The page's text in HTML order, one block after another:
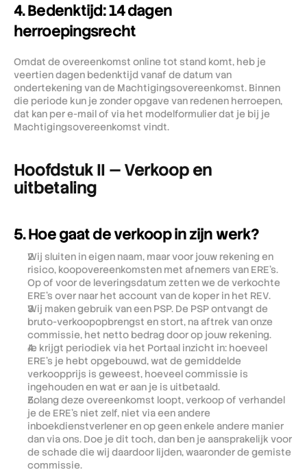
4. Bedenktijd: 14 dagen
herroepingsrecht
Omdat de overeenkomst online tot stand komt, heb je
veertien dagen bedenktijd vanaf de datum van
ondertekening van de Machtigingsovereenkomst. Binnen
die periode kun je zonder opgave van redenen herroepen,
dat kan per e-mail of via het modelformulier dat je bij je
Machtigingsovereenkomst vindt.
Hoofdstuk II — Verkoop en
uitbetaling
5. Hoe gaat de verkoop in zijn werk?
Wij sluiten in eigen naam, maar voor jouw rekening en
risico, koopovereenkomsten met afnemers van ERE's.
Op of voor de leveringsdatum zetten we de verkochte
ERE's over naar het account van de koper in het REV.
Wij maken gebruik van een PSP. De PSP ontvangt de
bruto-verkoopopbrengst en stort, na aftrek van onze
commissie, het netto bedrag door op jouw rekening.
Je krijgt periodiek via het Portaal inzicht in: hoeveel
ERE's je hebt opgebouwd, wat de gemiddelde
verkoopprijs is geweest, hoeveel commissie is
ingehouden en wat er aan je is uitbetaald.
Zolang deze overeenkomst loopt, verkoop of verhandel
je de ERE's niet zelf, niet via een andere
inboekdienstverlener en op geen enkele andere manier
dan via ons. Doe je dit toch, dan ben je aansprakelijk voor
de schade die wij daardoor lijden, waaronder de gemiste
commissie.